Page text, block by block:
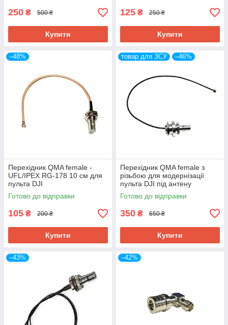
250 ₴ 500 ₴
Купити
125 ₴ 250 ₴
Купити
–48%
Перехідник QMA female -
UFL/IPEX RG-178 10 см для
пульта DJI
Готово до відправки
105 ₴ 200 ₴
Купити
товар для ЗСУ –46%
Перехідник QMA female з
різьбою для модернізації
пульта DJI під антену
Alientech 15 см
Готово до відправки
350 ₴ 650 ₴
Купити
–43% –42%